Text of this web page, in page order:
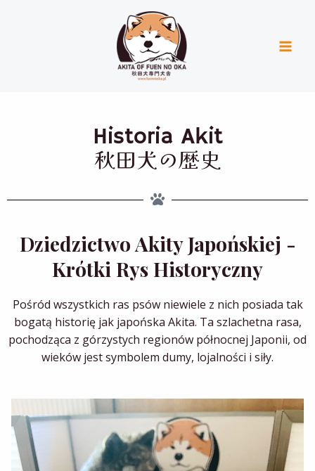
Historia Akit
秋田犬の歴史
Dziedzictwo Akity Japońskiej -
Krótki Rys Historyczny
Pośród wszystkich ras psów niewiele z nich posiada tak
bogatą historię jak japońska Akita. Ta szlachetna rasa,
pochodząca z górzystych regionów północnej Japonii, od
wieków jest symbolem dumy, lojalności i siły.